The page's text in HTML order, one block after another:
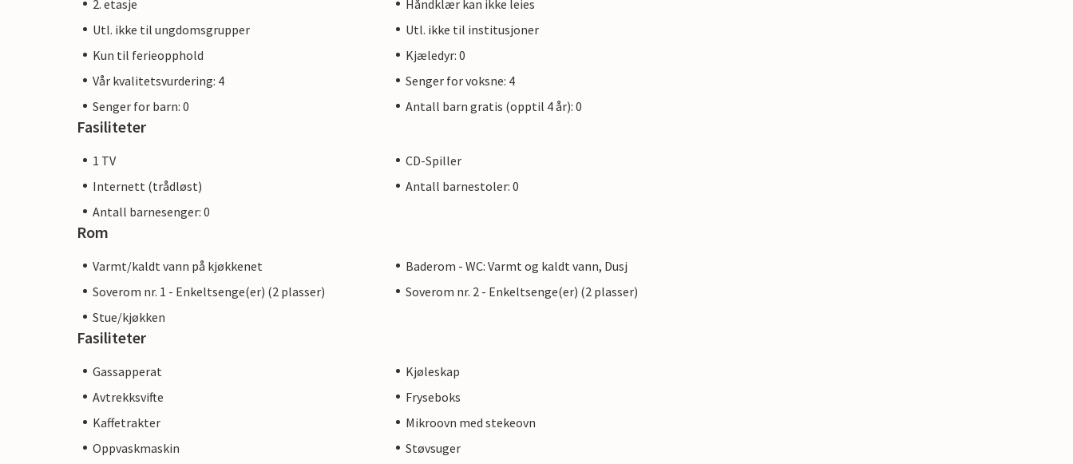
2. etasje
Håndklær kan ikke leies
Utl. ikke til ungdomsgrupper
Utl. ikke til institusjoner
Kun til ferieopphold
Kjæledyr: 0
Vår kvalitetsvurdering: 4
Senger for voksne: 4
Senger for barn: 0
Antall barn gratis (opptil 4 år): 0
Fasiliteter
1 TV
CD-Spiller
Internett (trådløst)
Antall barnestoler: 0
Antall barnesenger: 0
Rom
Varmt/kaldt vann på kjøkkenet
Baderom - WC: Varmt og kaldt vann, Dusj
Soverom nr. 1 - Enkeltsenge(er) (2 plasser)
Soverom nr. 2 - Enkeltsenge(er) (2 plasser)
Stue/kjøkken
Fasiliteter
Gassapperat
Kjøleskap
Avtrekksvifte
Fryseboks
Kaffetrakter
Mikroovn med stekeovn
Oppvaskmaskin
Støvsuger